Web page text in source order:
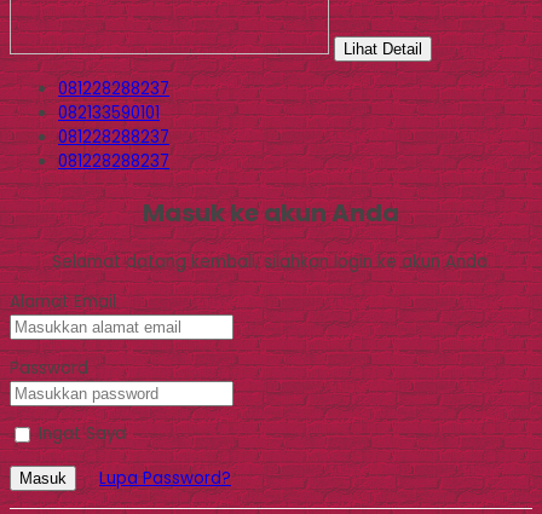
Lihat Detail
081228288237
082133590101
081228288237
081228288237
Masuk ke akun Anda
Selamat datang kembali, silahkan login ke akun Anda.
Alamat Email
Password
Ingat Saya
Masuk Lupa Password?